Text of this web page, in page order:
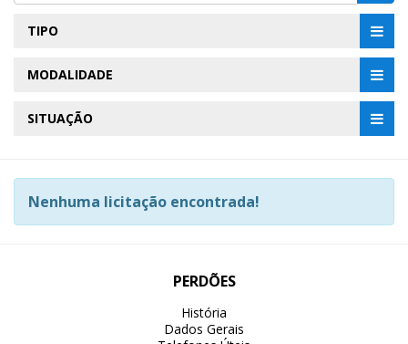
TIPO
MODALIDADE
SITUAÇÃO
Nenhuma licitação encontrada!
PERDÕES
História
Dados Gerais